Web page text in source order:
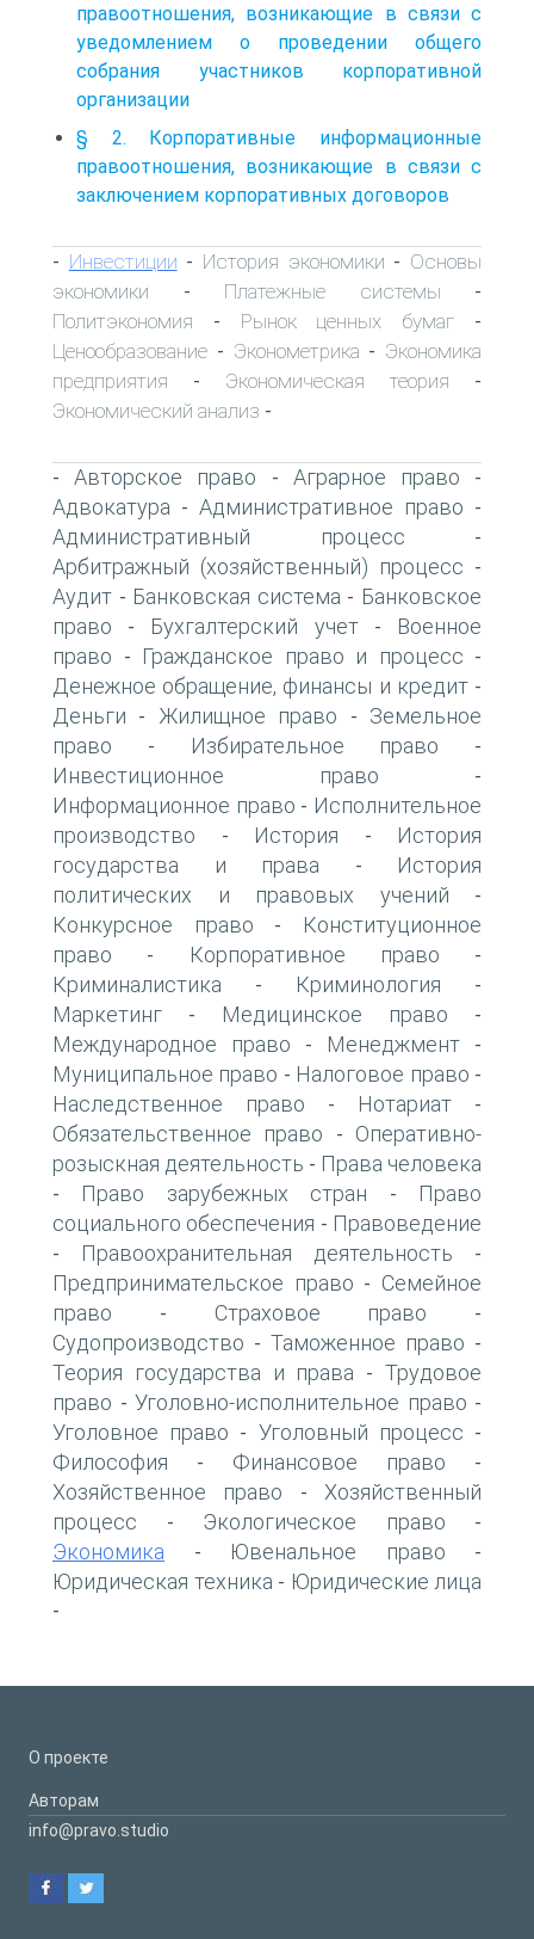
правоотношения, возникающие в связи с
уведомлением о проведении общего
собрания участников корпоративной
организации
§ 2. Корпоративные информационные
правоотношения, возникающие в связи с
заключением корпоративных договоров
- Инвестиции - История экономики - Основы
экономики - Платежные системы -
Политэкономия - Рынок ценных бумаг -
Ценообразование - Эконометрика - Экономика
предприятия - Экономическая теория -
Экономический анализ -
-Авторское право - Аграрное право -
Адвокатура - Административное право -
Административный процесс -
Арбитражный (хозяйственный) процесс -
Аудит - Банковская система - Банковское
право - Бухгалтерский учет-
Военное
право - Гражданское право и процесс -
Денежное обращение, финансы и кредит-
Деньги - Жилищное право - Земельное
право - Избирательное право -
Инвестиционное право -
Информационное право - Исполнительное
производство - История -
История
государства и права -
История
политических и правовых учений -
Конкурсное право -
Конституционное
право - Корпоративное право -
Криминалистика - Криминология -
Маркетинг - Медицинское право -
Международное право - Менеджмент -
Муниципальное право - Налоговое право -
Наследственное право - Нотариат -
Обязательственное право - Оперативно-
розыскная деятельность - Права человека
- Право зарубежных стран -
Право
социального обеспечения - Правоведение
- Правоохранительная деятельность -
Предпринимательское право - Семейное
право - Страховое право -
Судопроизводство - Таможенное право -
Теория государства и права -Трудовое
право - Уголовно-исполнительное право -
Уголовное право - Уголовный процесс -
Философия - Финансовое право -
Хозяйственное право - Хозяйственный
процесс - Экологическое право -
Экономика - Ювенальное право -
Юридическая техника - Юридические лица
-
О проекте
Авторам
info@pravo.studio